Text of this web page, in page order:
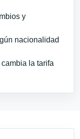
y
nacionalidad
la tarifa